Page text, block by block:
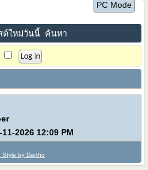
PC Mode
ต์ใหม่วันนี้ ค้นหา
11-2026 12:09 PM
Style by Dartho